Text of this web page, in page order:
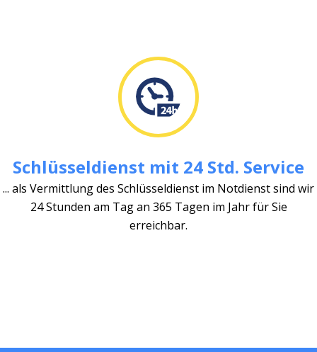
Schlüsseldienst mit 24 Std. Service
... als Vermittlung des Schlüsseldienst im Notdienst sind wir
24 Stunden am Tag an 365 Tagen im Jahr für Sie
erreichbar.